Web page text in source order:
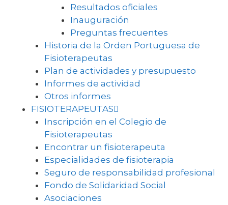
Resultados oficiales
Inauguración
Preguntas frecuentes
Historia de la Orden Portuguesa de
Fisioterapeutas
Plan de actividades y presupuesto
Informes de actividad
Otros informes
FISIOTERAPEUTAS
Inscripción en el Colegio de
Fisioterapeutas
Encontrar un fisioterapeuta
Especialidades de fisioterapia
Seguro de responsabilidad profesional
Fondo de Solidaridad Social
Asociaciones